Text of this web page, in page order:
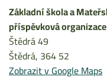
Základní škola a
příspěvková organizace
Štědrá 49
Štědrá, 364 52
Zobrazit v Google Maps